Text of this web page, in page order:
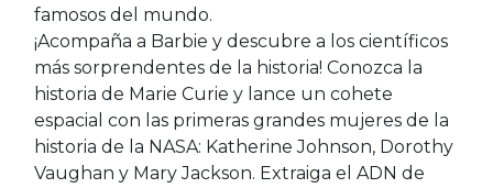
famosos del mundo.
¡Acompaña a Barbie y descubre a los científicos
más sorprendentes de la historia! Conozca la
historia de Marie Curie y lance un cohete
espacial con las primeras grandes mujeres de la
historia de la NASA: Katherine Johnson, Dorothy
Vaughan y Mary Jackson. Extraiga el ADN de